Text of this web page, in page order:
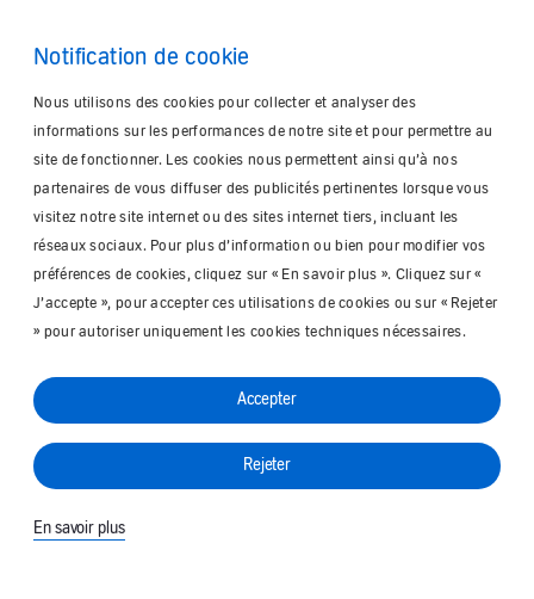
Notification de cookie
Nous utilisons des cookies pour collecter et analyser des
informations sur les performances de notre site et pour permettre au
site de fonctionner. Les cookies nous permettent ainsi qu’à nos
partenaires de vous diffuser des publicités pertinentes lorsque vous
visitez notre site internet ou des sites internet tiers, incluant les
réseaux sociaux. Pour plus d’information ou bien pour modifier vos
préférences de cookies, cliquez sur « En savoir plus ». Cliquez sur «
J’accepte », pour accepter ces utilisations de cookies ou sur « Rejeter
» pour autoriser uniquement les cookies techniques nécessaires.
Accepter
Rejeter
En savoir plus